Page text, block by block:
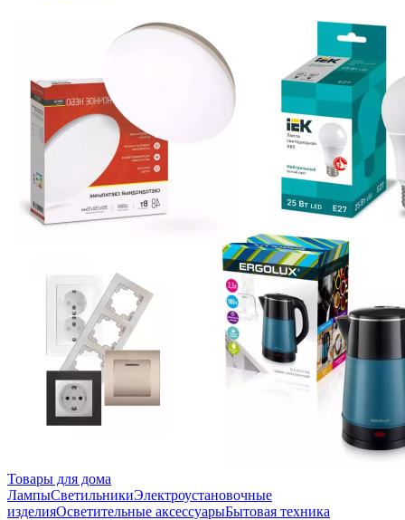
Товары для дома
ЛампыСветильникиЭлектроустановочные
изделияОсветительные аксессуарыБытовая техника